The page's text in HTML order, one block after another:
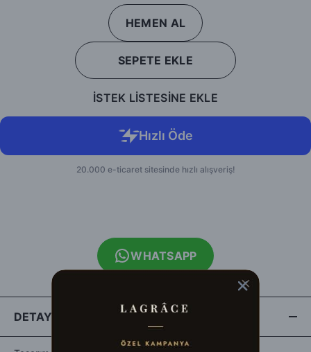
HEMEN AL
SEPETE EKLE
İSTEK LİSTESİNE EKLE
WHATSAPP
DETAYLAR